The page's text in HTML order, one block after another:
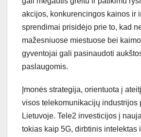
akcijos, konkurencingos kainos ir
sprendimai prisidėjo prie to, kad
mažesniuose miestuose bei
gyventojai gali pasinaudoti
paslaugomis.
Įmonės strategija, orientuota į
visos telekomunikacijų industrijos
Lietuvoje. Tele2 investicijos į
tokias kaip 5G, dirbtinis intelektas